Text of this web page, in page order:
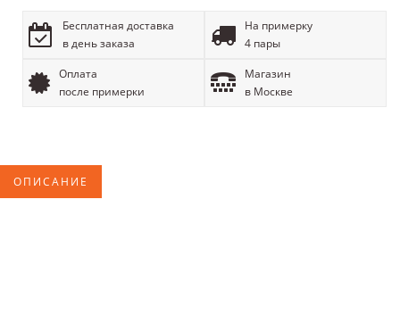
Бесплатная доставка
в день заказа
На примерку
4 пары
Оплата
после примерки
Магазин
в Москве
ОПИСАНИЕ